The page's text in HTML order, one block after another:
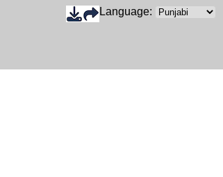
Language: